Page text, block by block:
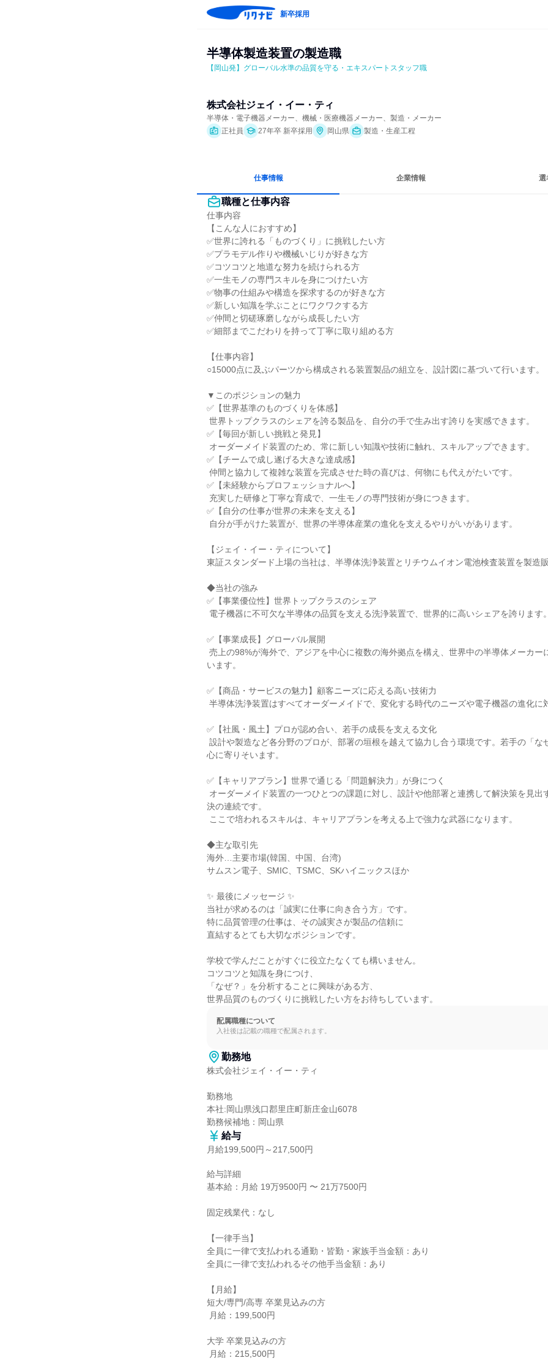
新卒採用
半導体製造装置の製造職
【岡山発】グローバル水準の品質を守る・エキスパートスタッフ職
株式会社ジェイ・イー・ティ
半導体・電子機器メーカー、機械・医療機器メーカー、製造・メーカー
正社員
27年卒 新卒採用 岡山県 製造・生産工程
仕事情報 企業情報 選
職種と仕事内容
仕事内容
【こんな人におすすめ】
✅世界に誇れる「ものづくり」に挑戦したい方
✅プラモデル作りや機械いじりが好きな方
✅コツコツと地道な努力を続けられる方
✅一生モノの専門スキルを身につけたい方
✅物事の仕組みや構造を探求するのが好きな方
✅新しい知識を学ぶことにワクワクする方
✅仲間と切磋琢磨しながら成長したい方
✅細部までこだわりを持って丁寧に取り組める方
【仕事内容】
○15000点に及ぶパーツから構成される装置製品の組立を、設計図に基づいて行います。
▼このポジションの魅力
✅【世界基準のものづくりを体感】
✅【毎回が新しい挑戦と発見】
✅【チームで成し遂げる大きな達成感】
✅【未経験からプロフェッショナルへ】
✅【自分の仕事が世界の未来を支える】
【ジェイ・イー・ティについて】
東証スタンダード上場の当社は、半導体洗浄装置とリチウムイオン電池検査装置を製造
◆当社の強み
✅【事業優位性】世界トップクラスのシェア
✅【事業成長】グローバル展開
います。
✅【商品・サービスの魅力】顧客ニーズに応える高い技術力
✅【社風・風土】プロが認め合い、若手の成長を支える文化
心に寄りそいます。
✅【キャリアプラン】世界で通じる「問題解決力」が身につく
決の連続です。
◆主な取引先
海外…主要市場(韓国、中国、台湾)
サムスン電子、SMIC、TSMC、SKハイニックスほか
✨ 最後にメッセージ ✨
当社が求めるのは「誠実に仕事に向き合う方」です。
特に品質管理の仕事は、その誠実さが製品の信頼に
直結するとても大切なポジションです。
学校で学んだことがすぐに役立たなくても構いません。
コツコツと知識を身につけ、
「なぜ？」を分析することに興味がある方、
世界品質のものづくりに挑戦したい方をお待ちしています。
配属職種について
入社後は記載の職種で配属されます。
勤務地
株式会社ジェイ・イー・ティ
勤務地
本社:岡山県浅口郡里庄町新庄金山6078
勤務候補地：岡山県
給与
月給199,500円～217,500円
給与詳細
基本給：月給 19万9500円 〜 21万7500円
固定残業代：なし
【一律手当】
全員に一律で支払われる通勤・皆勤・家族手当金額：あり
全員に一律で支払われるその他手当金額：あり
【月給】
短大/専門/高専 卒業見込みの方
大学 卒業見込みの方